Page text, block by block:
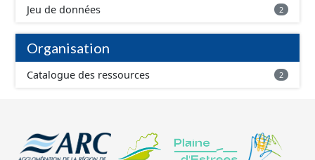
Jeu de données 2
Organisation
Catalogue des ressources 2